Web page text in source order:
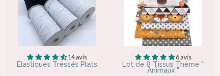
14 avis
Elastiques Tressés Plats
6 avis
Lot de 8 Tissus Thème "
Animaux "